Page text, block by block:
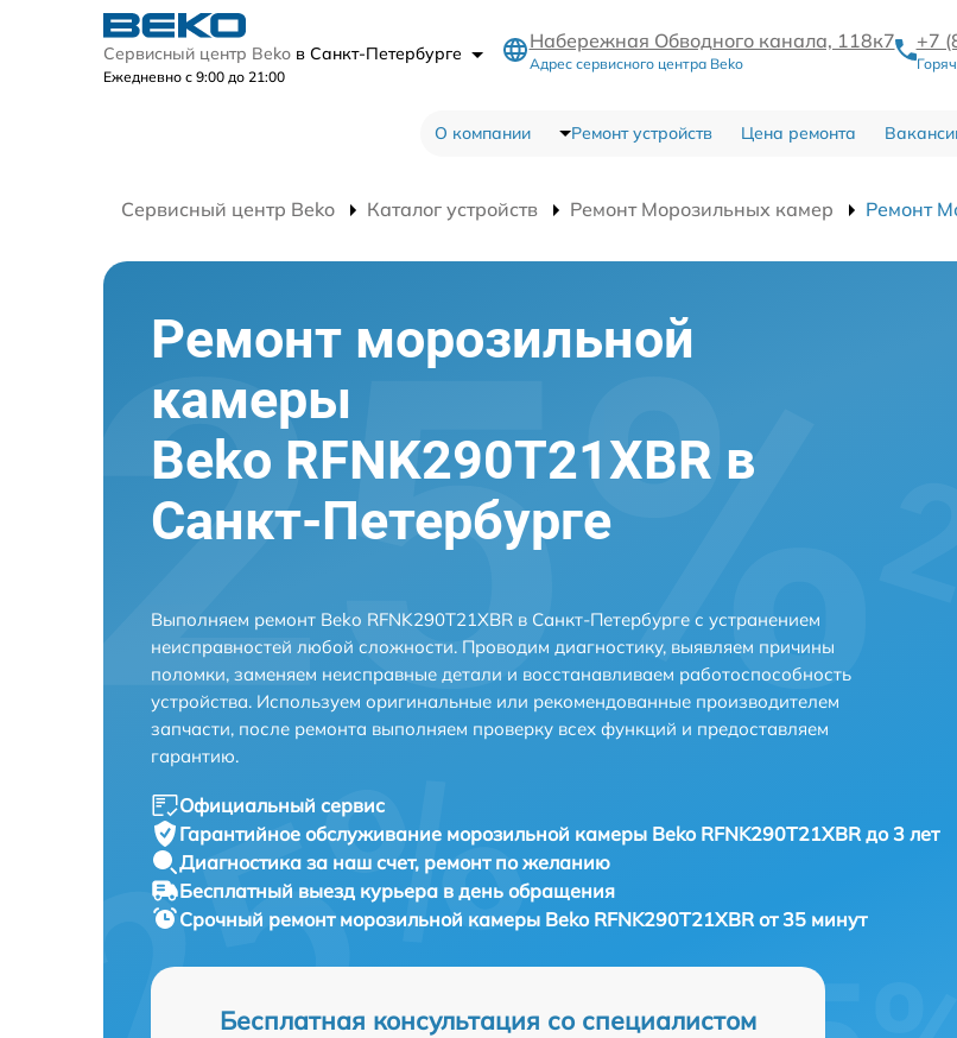
Сервисный центр Beko в Санкт-Петербурге
Ежедневно с 9:00 до 21:00
Набережная Обводного канала, 118к7
Адрес сервисного центра Beko
+7
О компании Ремонт устройств Цена ремонта
Сервисный центр Beko Каталог устройств Ремонт Морозильных камер Ремонт
Ремонт морозильной
камеры
Beko RFNK290T21XBR в
Санкт-Петербурге
Выполняем ремонт Beko RFNK290T21XBR в Санкт-Петербурге с устранением
неисправностей любой сложности. Проводим диагностику, выявляем причины
поломки, заменяем неисправные детали и восстанавливаем работоспособность
устройства. Используем оригинальные или рекомендованные производителем
запчасти, после ремонта выполняем проверку всех функций и предоставляем
гарантию.
Официальный сервис
Гарантийное обслуживание морозильной камеры Beko RFNK290T21XBR до 3 лет
Диагностика за наш счет, ремонт по желанию
Бесплатный выезд курьера в день обращения
Срочный ремонт морозильной камеры Beko RFNK290T21XBR от 35 минут
Бесплатная консультация со специалистом